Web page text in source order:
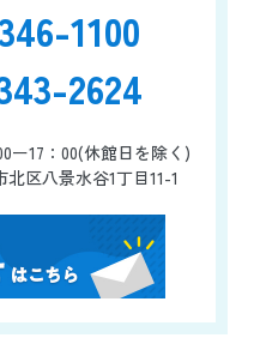
1100
2624
ー17：00(休館日を除く)
区八景水谷1丁目11-1